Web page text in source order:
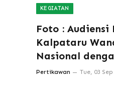
KEGIATAN
Foto : Audiensi
Kalpataru
Nasional
Pertikawan Tue, 03 Sep